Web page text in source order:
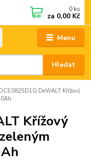
Menu
Hledat
0 ks
za 0,00 Kč
DCE0825D1G DeWALT Křížový
Křížový